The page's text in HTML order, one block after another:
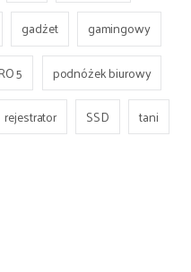
gadżet
gamingowy
5
podnóżek biurowy
rejestrator SSD
tani